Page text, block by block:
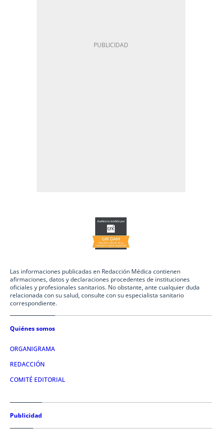
Las informaciones publicadas en Redacción Médica contienen
afirmaciones, datos y declaraciones procedentes de instituciones
oficiales y profesionales sanitarios. No obstante, ante cualquier duda
relacionada con su salud, consulte con su especialista sanitario
correspondiente.
Quiénes somos
ORGANIGRAMA
REDACCIÓN
COMITÉ EDITORIAL
Publicidad